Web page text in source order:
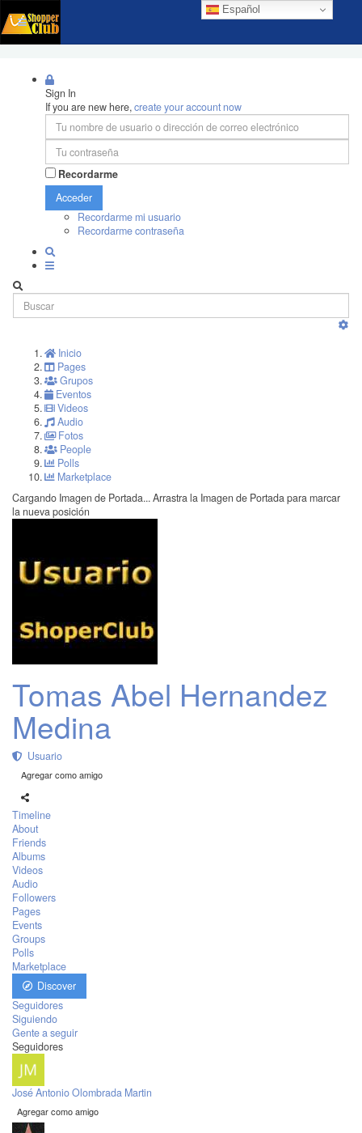
Español
Sign In
If you are new here,create your account now
Recordarme
Acceder
Recordarme mi usuario
Recordarme contraseña
Inicio
Pages
Grupos
Eventos
Videos
Audio
Fotos
People
Polls
Marketplace
Cargando Imagen de Portada... Arrastra la Imagen de Portada para marcar
la nueva posición
Tomas Abel Hernandez
Medina
Usuario
Agregar como amigo
Timeline
About
Friends
Albums
Videos
Audio
Followers
Pages
Events
Groups
Polls
Marketplace
Discover
Seguidores
Siguiendo
Gente a seguir
Seguidores
José Antonio Olombrada Martin
Agregar como amigo